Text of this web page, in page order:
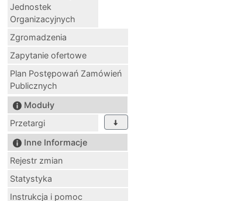
Jednostek
Organizacyjnych
Zgromadzenia
Zapytanie ofertowe
Plan Postępowań Zamówień
Publicznych
Moduły
Przetargi
Inne Informacje
Rejestr zmian
Statystyka
Instrukcja i pomoc